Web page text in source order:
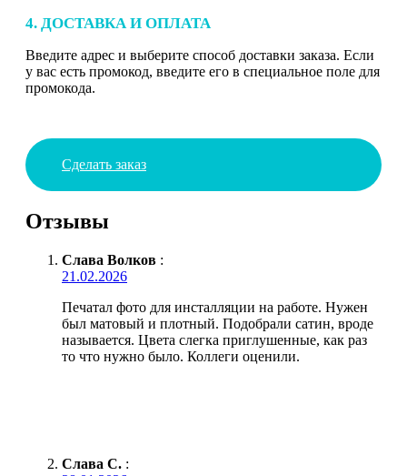
4. ДОСТАВКА И ОПЛАТА
Введите адрес и выберите способ доставки заказа. Если
у вас есть промокод, введите его в специальное поле для
промокода.
Сделать заказ
Отзывы
Слава Волков :
21.02.2026
Печатал фото для инсталляции на работе. Нужен
был матовый и плотный. Подобрали сатин, вроде
называется. Цвета слегка приглушенные, как раз
то что нужно было. Коллеги оценили.
Слава С. :